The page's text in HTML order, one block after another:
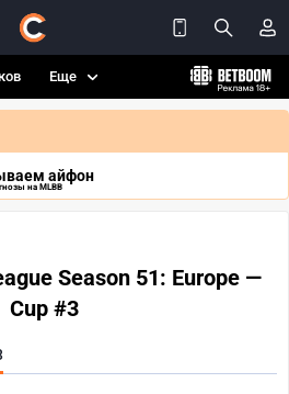
Еще
айфон
на MLBB
Season 51: Europe —
Cup #3